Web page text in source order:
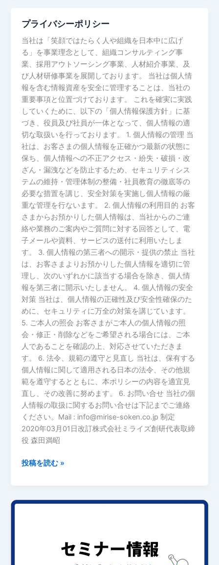
プライバシーポリシー
当社は「笑顔ではたらく人や組織を日本中に広げ
る」を事業理念として、組織コンサルティング事
業、採用アウトソーシング事業、人材紹介事業、及
び人材研修事業を展開しております。 当社は個人情
報を含む情報資産を安全に管理することは、当社の
重要事項と位置づけております。 これを確実に実践
していくために、以下の「個人情報保護方針」に基
づき、役員及び社員が一体となって、個人情報の適
切な取扱いを行っております。 1. 個人情報の管理 当
社は、お客さまの個人情報を正確かつ最新の状態に
保ち、個人情報への不正アクセス・紛失・破損・改
ざん・漏洩などを防止するため、セキュリティシス
テムの維持・管理体制の整備・社員教育の徹底等の
必要な措置を講じ、安全対策を実施し個人情報の厳
重な管理を行ないます。 2. 個人情報の利用目的 お客
さまからお預かりした個人情報は、当社からのご連
絡や業務のご案内やご質問に対する回答として、電
子メールや資料、サービスの送付に利用いたしま
す。 3. 個人情報の第三者への開示・提供の禁止 当社
は、お客さまよりお預かりした個人情報を適切に管
理し、次のいずれかに該当する場合を除き、個人情
報を第三者に開示いたしません。 4. 個人情報の安全
対策 当社は、個人情報の正確性及び安全性確保のた
めに、セキュリティに万全の対策を講じています。
5. ご本人の照会 お客さまがご本人の個人情報の照
会・修正・削除などをご希望される場合には、ご本
人であることを確認の上、対応させていただきま
す。 6. 法令、規範の遵守と見直し 当社は、保有する
個人情報に関して適用される日本の法令、その他規
範を遵守するとともに、本ポリシーの内容を適宜見
直し、その改善に努めます。 6. お問い合せ 当社の個
人情報の取扱に関するお問い合せは下記までご連絡
ください。Mail : info@mirise-soken.co.jp 制定
2020年03月01日改訂株式会社ミライズ創研代表取締
役 森田満昭
プ
ラ
バ
ー
ポ
ー
投稿を読む »
【終